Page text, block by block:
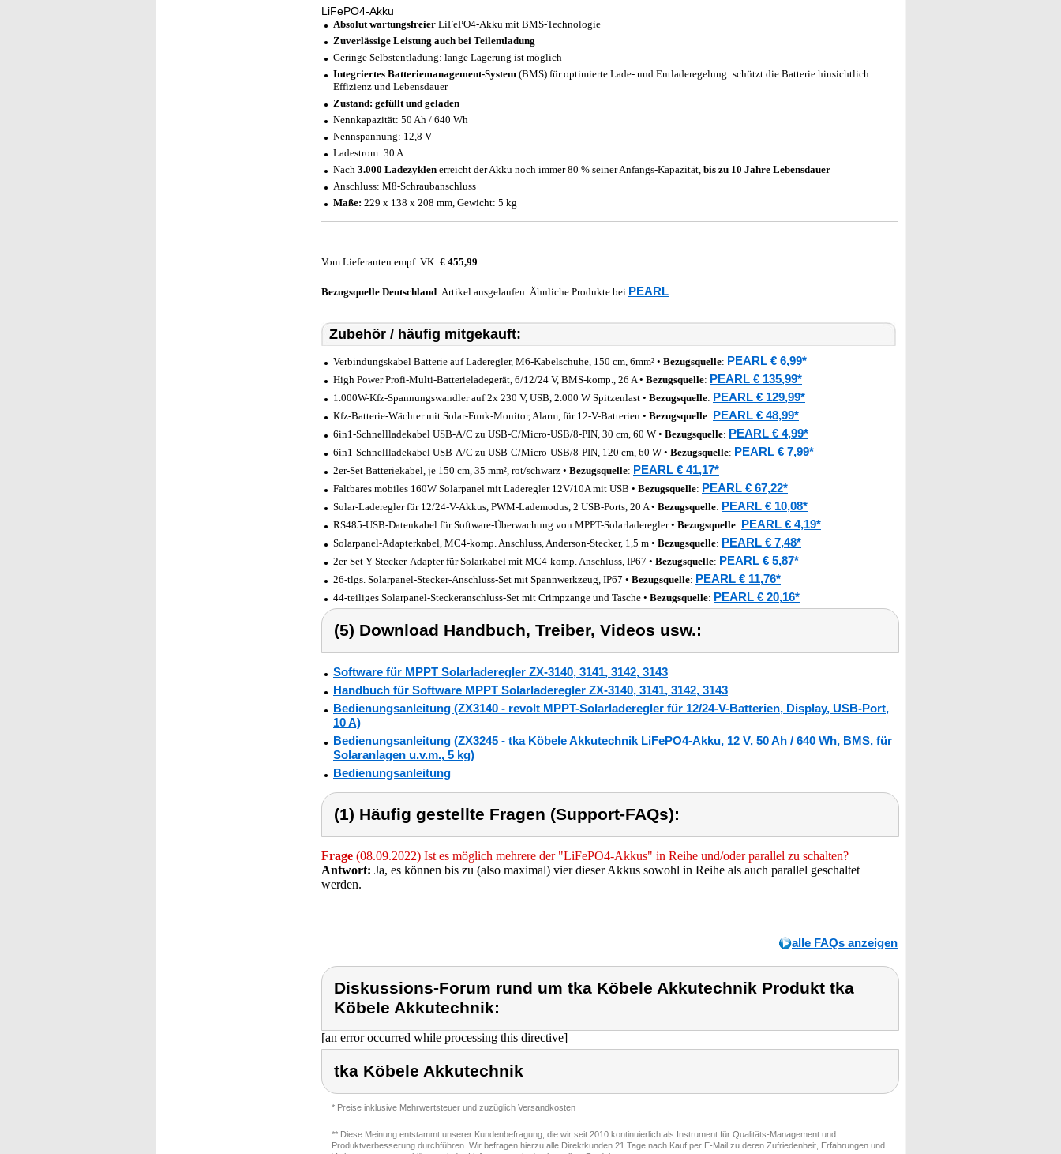
LiFePO4-Akku
Absolut wartungsfreier LiFePO4-Akku mit BMS-Technologie
Zuverlässige Leistung auch bei Teilentladung
Geringe Selbstentladung: lange Lagerung ist möglich
Integriertes Batteriemanagement-System (BMS) für optimierte Lade- und Entladeregelung: schützt die Batterie hinsichtlich
Effizienz und Lebensdauer
Zustand: gefüllt und geladen
Nennkapazität: 50 Ah / 640 Wh
Nennspannung: 12,8 V
Ladestrom: 30 A
Nach 3.000 Ladezyklen erreicht der Akku noch immer 80 % seiner Anfangs-Kapazität, bis zu 10 Jahre Lebensdauer
Anschluss: M8-Schraubanschluss
Maße: 229 x 138 x 208 mm, Gewicht: 5 kg
Vom Lieferanten empf. VK: € 455,99
Bezugsquelle Deutschland: Artikel ausgelaufen. Ähnliche Produkte bei PEARL
Zubehör / häufig mitgekauft:
Verbindungskabel Batterie auf Laderegler, M6-Kabelschuhe, 150 cm, 6mm² • Bezugsquelle: PEARL € 6,99*
High Power Profi-Multi-Batterieladegerät, 6/12/24 V, BMS-komp., 26 A • Bezugsquelle: PEARL € 135,99*
1.000W-Kfz-Spannungswandler auf 2x 230 V, USB, 2.000 W Spitzenlast • Bezugsquelle: PEARL € 129,99*
Kfz-Batterie-Wächter mit Solar-Funk-Monitor, Alarm, für 12-V-Batterien • Bezugsquelle: PEARL € 48,99*
6in1-Schnellladekabel USB-A/C zu USB-C/Micro-USB/8-PIN, 30 cm, 60 W • Bezugsquelle: PEARL € 4,99*
6in1-Schnellladekabel USB-A/C zu USB-C/Micro-USB/8-PIN, 120 cm, 60 W • Bezugsquelle: PEARL € 7,99*
2er-Set Batteriekabel, je 150 cm, 35 mm², rot/schwarz • Bezugsquelle: PEARL € 41,17*
Faltbares mobiles 160W Solarpanel mit Laderegler 12V/10A mit USB • Bezugsquelle: PEARL € 67,22*
Solar-Laderegler für 12/24-V-Akkus, PWM-Lademodus, 2 USB-Ports, 20 A • Bezugsquelle: PEARL € 10,08*
RS485-USB-Datenkabel für Software-Überwachung von MPPT-Solarladeregler • Bezugsquelle: PEARL € 4,19*
Solarpanel-Adapterkabel, MC4-komp. Anschluss, Anderson-Stecker, 1,5 m • Bezugsquelle: PEARL € 7,48*
2er-Set Y-Stecker-Adapter für Solarkabel mit MC4-komp. Anschluss, IP67 • Bezugsquelle: PEARL € 5,87*
26-tlgs. Solarpanel-Stecker-Anschluss-Set mit Spannwerkzeug, IP67 • Bezugsquelle: PEARL € 11,76*
44-teiliges Solarpanel-Steckeranschluss-Set mit Crimpzange und Tasche • Bezugsquelle: PEARL € 20,16*
(5) Download Handbuch, Treiber, Videos usw.:
Software für MPPT Solarladeregler ZX-3140, 3141, 3142, 3143
Handbuch für Software MPPT Solarladeregler ZX-3140, 3141, 3142, 3143
Bedienungsanleitung (ZX3140 - revolt MPPT-Solarladeregler für 12/24-V-Batterien, Display, USB-Port,
10 A)
Bedienungsanleitung (ZX3245 - tka Köbele Akkutechnik LiFePO4-Akku, 12 V, 50 Ah / 640 Wh, BMS, für
Solaranlagen u.v.m., 5 kg)
Bedienungsanleitung
(1) Häufig gestellte Fragen (Support-FAQs):
Frage (08.09.2022) Ist es möglich mehrere der "LiFePO4-Akkus" in Reihe und/oder parallel zu schalten?
Antwort: Ja, es können bis zu (also maximal) vier dieser Akkus sowohl in Reihe als auch parallel geschaltet
werden.
alle FAQs anzeigen
Diskussions-Forum rund um tka Köbele Akkutechnik Produkt tka
Köbele Akkutechnik:
[an error occurred while processing this directive]
tka Köbele Akkutechnik
* Preise inklusive Mehrwertsteuer und zuzüglich Versandkosten
** Diese Meinung entstammt unserer Kundenbefragung, die wir seit 2010 kontinuierlich als Instrument für Qualitäts-Management und
Produktverbesserung durchführen. Wir befragen hierzu alle Direktkunden 21 Tage nach Kauf per E-Mail zu deren Zufriedenheit, Erfahrungen und